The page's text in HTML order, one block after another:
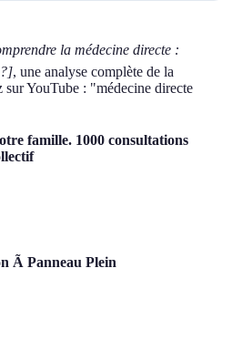
la médecine directe :
, une analyse complète de la
sur YouTube : "médecine directe
famille. 1000 consultations
Ã Panneau Plein